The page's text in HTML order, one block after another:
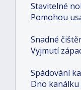
Stavitelné
Pomohou
Snadné
Vyjmutí
Spádování
Dno kanálku